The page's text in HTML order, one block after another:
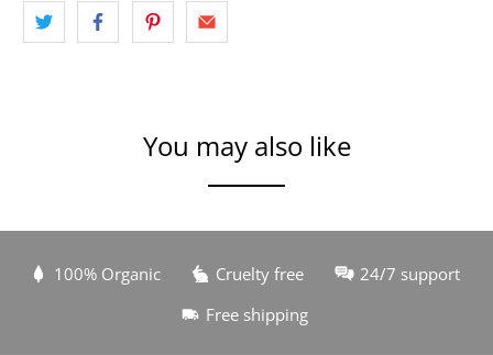
You may also like
100% Organic Cruelty free
24/7 support
Free shipping